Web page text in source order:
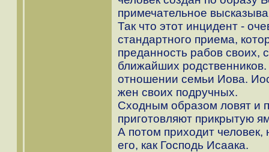
примечательное
Так что этот инцидент -
стандартного приема,
преданность рабов своих,
ближайших
отношении семьи Иова.
жен своих подручных.
Сходным образом ловят и
приготовляют прикрытую
А потом приходит человек,
его, как Господь Исаака.